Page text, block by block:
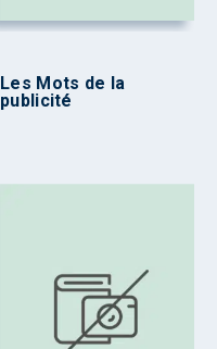
Les Mots de la
publicité